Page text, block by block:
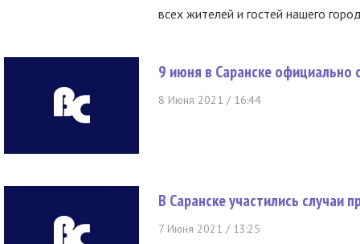
всех жителей и гостей нашего
9 июня в Саранске официально
8 Июня 2021 / 16:44
В Саранске участились случаи
7 Июня 2021 / 13:25